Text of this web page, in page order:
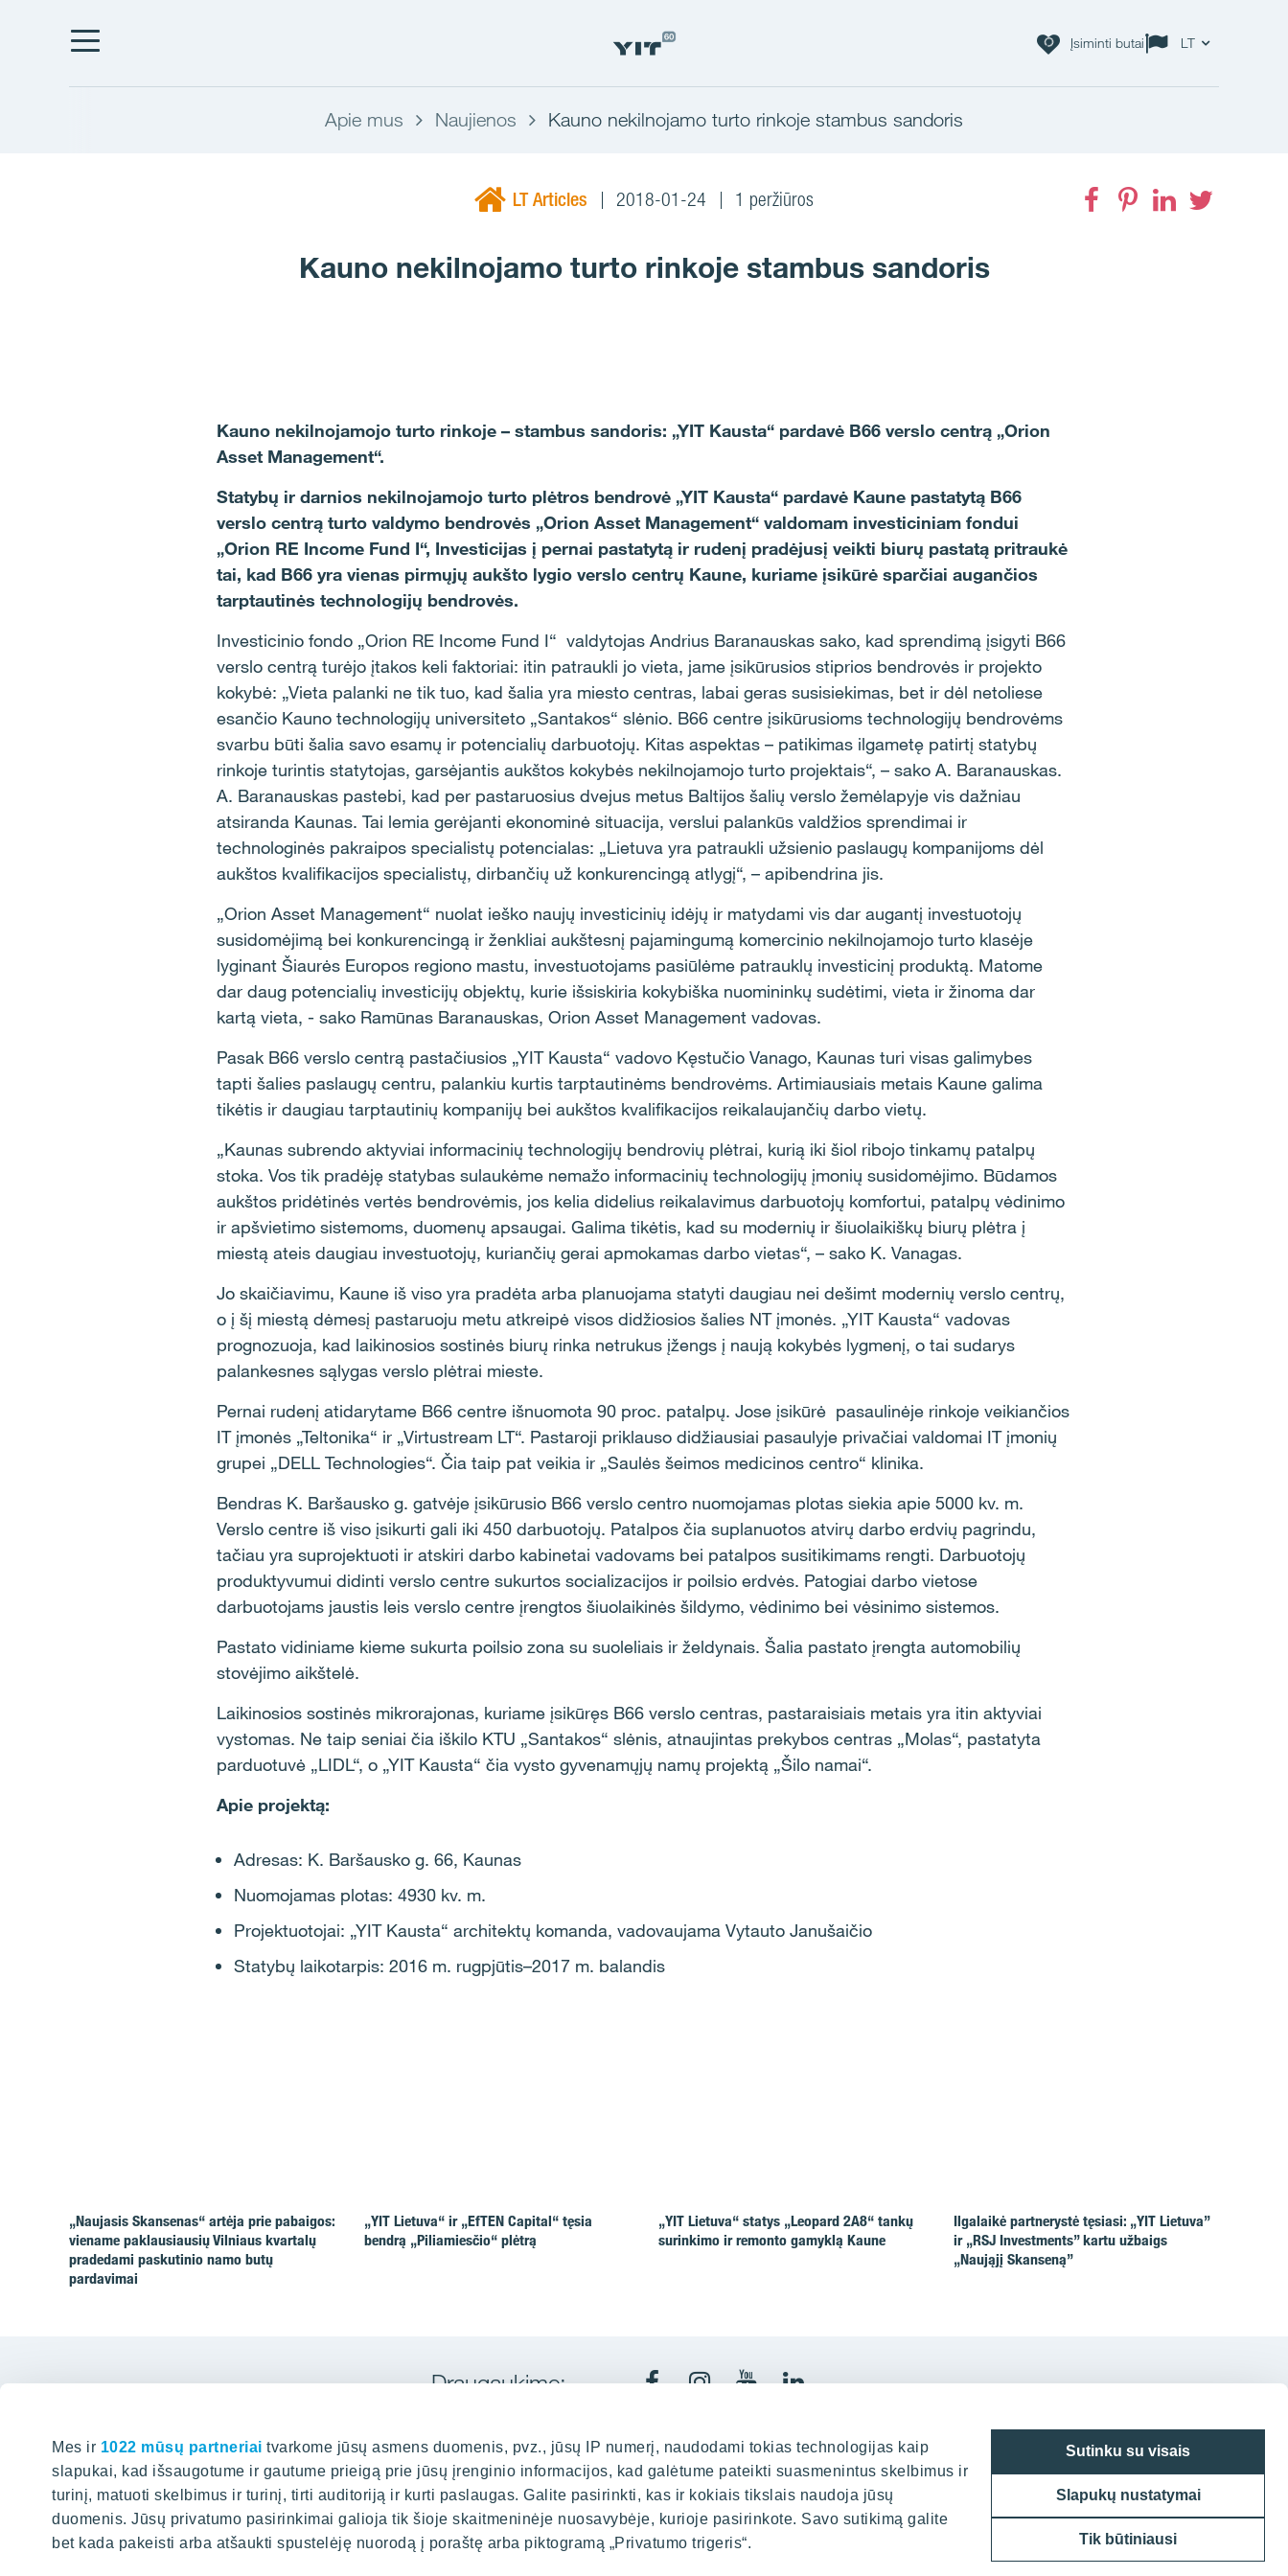
Mes ir 1022 mūsų partneriai tvarkome jūsų asmens duomenis, pvz., jūsų IP numerį, naudodami tokias technologijas kaip
slapukai, kad išsaugotume ir gautume prieigą prie jūsų įrenginio informacijos, kad galėtume pateikti suasmenintus skelbimus ir
turinį, matuoti skelbimus ir turinį, tirti auditoriją ir kurti paslaugas. Galite pasirinkti, kas ir kokiais tikslais naudoja jūsų
duomenis. Jūsų privatumo pasirinkimai galioja tik šioje skaitmeninėje nuosavybėje, kurioje pasirinkote. Savo sutikimą galite
bet kada pakeisti arba atšaukti spustelėję nuorodą į poraštę arba piktogramą „Privatumo trigeris“.
Sutinku su visais
Slapukų nustatymai
Tik būtiniausi
Įsiminti butai LT
Apie mus Naujienos Kauno nekilnojamo turto rinkoje stambus sandoris
LT Articles 2018-01-24 1 peržiūros
Kauno nekilnojamo turto rinkoje stambus sandoris
Kauno nekilnojamojo turto rinkoje – stambus sandoris: „YIT Kausta“ pardavė B66 verslo centrą „Orion
Asset Management“.
Statybų ir darnios nekilnojamojo turto plėtros bendrovė „YIT Kausta“ pardavė Kaune pastatytą B66
verslo centrą turto valdymo bendrovės „Orion Asset Management“ valdomam investiciniam fondui
„Orion RE Income Fund I“, Investicijas į pernai pastatytą ir rudenį pradėjusį veikti biurų pastatą pritraukė
tai, kad B66 yra vienas pirmųjų aukšto lygio verslo centrų Kaune, kuriame įsikūrė sparčiai augančios
tarptautinės technologijų bendrovės.
Investicinio fondo „Orion RE Income Fund I“ valdytojas Andrius Baranauskas sako, kad sprendimą įsigyti B66
verslo centrą turėjo įtakos keli faktoriai: itin patraukli jo vieta, jame įsikūrusios stiprios bendrovės ir projekto
kokybė: „Vieta palanki ne tik tuo, kad šalia yra miesto centras, labai geras susisiekimas, bet ir dėl netoliese
esančio Kauno technologijų universiteto „Santakos“ slėnio. B66 centre įsikūrusioms technologijų bendrovėms
svarbu būti šalia savo esamų ir potencialių darbuotojų. Kitas aspektas – patikimas ilgametę patirtį statybų
rinkoje turintis statytojas, garsėjantis aukštos kokybės nekilnojamojo turto projektais“, – sako A. Baranauskas.
A. Baranauskas pastebi, kad per pastaruosius dvejus metus Baltijos šalių verslo žemėlapyje vis dažniau
atsiranda Kaunas. Tai lemia gerėjanti ekonominė situacija, verslui palankūs valdžios sprendimai ir
technologinės pakraipos specialistų potencialas: „Lietuva yra patraukli užsienio paslaugų kompanijoms dėl
aukštos kvalifikacijos specialistų, dirbančių už konkurencingą atlygį“, – apibendrina jis.
„Orion Asset Management“ nuolat ieško naujų investicinių idėjų ir matydami vis dar augantį investuotojų
susidomėjimą bei konkurencingą ir ženkliai aukštesnį pajamingumą komercinio nekilnojamojo turto klasėje
lyginant Šiaurės Europos regiono mastu, investuotojams pasiūlėme patrauklų investicinį produktą. Matome
dar daug potencialių investicijų objektų, kurie išsiskiria kokybiška nuomininkų sudėtimi, vieta ir žinoma dar
kartą vieta, - sako Ramūnas Baranauskas, Orion Asset Management vadovas.
Pasak B66 verslo centrą pastačiusios „YIT Kausta“ vadovo Kęstučio Vanago, Kaunas turi visas galimybes
tapti šalies paslaugų centru, palankiu kurtis tarptautinėms bendrovėms. Artimiausiais metais Kaune galima
tikėtis ir daugiau tarptautinių kompanijų bei aukštos kvalifikacijos reikalaujančių darbo vietų.
„Kaunas subrendo aktyviai informacinių technologijų bendrovių plėtrai, kurią iki šiol ribojo tinkamų patalpų
stoka. Vos tik pradėję statybas sulaukėme nemažo informacinių technologijų įmonių susidomėjimo. Būdamos
aukštos pridėtinės vertės bendrovėmis, jos kelia didelius reikalavimus darbuotojų komfortui, patalpų vėdinimo
ir apšvietimo sistemoms, duomenų apsaugai. Galima tikėtis, kad su modernių ir šiuolaikiškų biurų plėtra į
miestą ateis daugiau investuotojų, kuriančių gerai apmokamas darbo vietas“, – sako K. Vanagas.
Jo skaičiavimu, Kaune iš viso yra pradėta arba planuojama statyti daugiau nei dešimt modernių verslo centrų,
o į šį miestą dėmesį pastaruoju metu atkreipė visos didžiosios šalies NT įmonės. „YIT Kausta“ vadovas
prognozuoja, kad laikinosios sostinės biurų rinka netrukus įžengs į naują kokybės lygmenį, o tai sudarys
palankesnes sąlygas verslo plėtrai mieste.
Pernai rudenį atidarytame B66 centre išnuomota 90 proc. patalpų. Jose įsikūrė pasaulinėje rinkoje veikiančios
IT įmonės „Teltonika“ ir „Virtustream LT“. Pastaroji priklauso didžiausiai pasaulyje privačiai valdomai IT įmonių
grupei „DELL Technologies“. Čia taip pat veikia ir „Saulės šeimos medicinos centro“ klinika.
Bendras K. Baršausko g. gatvėje įsikūrusio B66 verslo centro nuomojamas plotas siekia apie 5000 kv. m.
Verslo centre iš viso įsikurti gali iki 450 darbuotojų. Patalpos čia suplanuotos atvirų darbo erdvių pagrindu,
tačiau yra suprojektuoti ir atskiri darbo kabinetai vadovams bei patalpos susitikimams rengti. Darbuotojų
produktyvumui didinti verslo centre sukurtos socializacijos ir poilsio erdvės. Patogiai darbo vietose
darbuotojams jaustis leis verslo centre įrengtos šiuolaikinės šildymo, vėdinimo bei vėsinimo sistemos.
Pastato vidiniame kieme sukurta poilsio zona su suoleliais ir želdynais. Šalia pastato įrengta automobilių
stovėjimo aikštelė.
Laikinosios sostinės mikrorajonas, kuriame įsikūręs B66 verslo centras, pastaraisiais metais yra itin aktyviai
vystomas. Ne taip seniai čia iškilo KTU „Santakos“ slėnis, atnaujintas prekybos centras „Molas“, pastatyta
parduotuvė „LIDL“, o „YIT Kausta“ čia vysto gyvenamųjų namų projektą „Šilo namai“.
Apie projektą:
Adresas: K. Baršausko g. 66, Kaunas
Nuomojamas plotas: 4930 kv. m.
Projektuotojai: „YIT Kausta“ architektų komanda, vadovaujama Vytauto Janušaičio
Statybų laikotarpis: 2016 m. rugpjūtis–2017 m. balandis
„Naujasis Skansenas“ artėja prie pabaigos:
viename paklausiausių Vilniaus kvartalų
pradedami paskutinio namo butų
pardavimai
„YIT Lietuva“ ir „EfTEN Capital“ tęsia
bendrą „Piliamiesčio“ plėtrą
„YIT Lietuva“ statys „Leopard 2A8“ tankų
surinkimo ir remonto gamyklą Kaune
Ilgalaikė partnerystė tęsiasi: „YIT Lietuva”
ir „RSJ Investments” kartu užbaigs
„Naująjį Skanseną”
Draugaukime:
PAIEŠKA
Biuras Kaune
Karaliaus Mindaugo pr. 35, LT-44307
Biuras Vilniuje
Spaudos g. 7, LT-05132